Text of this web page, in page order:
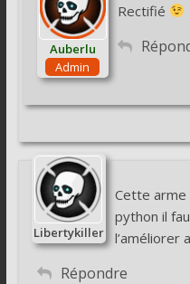
Auberlu
Admin
Rectifié
Libertykiller
Cette arme
python il
l’améliorer
Répondre